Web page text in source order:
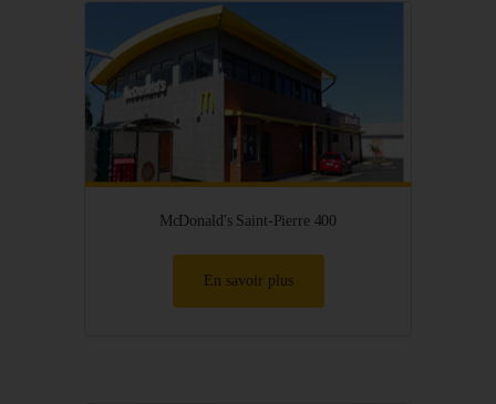
McDonald's Saint-Pierre 400
En savoir plus